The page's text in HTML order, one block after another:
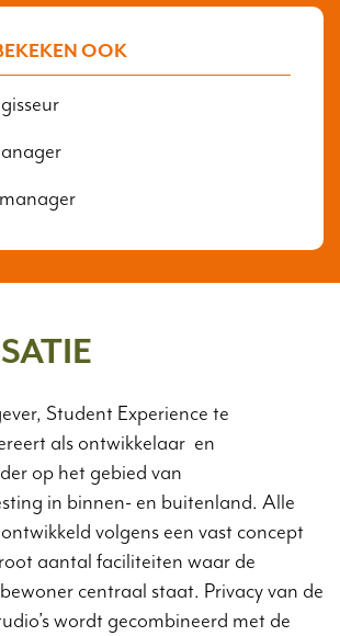
OOK
Student Experience te
als ontwikkelaar en
op het gebied van
in binnen- en buitenland. Alle
volgens een vast concept
aantal faciliteiten waar de
centraal staat. Privacy van de
wordt gecombineerd met de